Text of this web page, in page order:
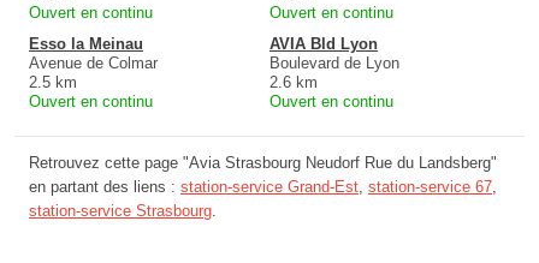
Ouvert en continu
Ouvert en continu
Esso la Meinau
Avenue de Colmar
2.5 km
Ouvert en continu
AVIA Bld Lyon
Boulevard de Lyon
2.6 km
Ouvert en continu
Retrouvez cette page "Avia Strasbourg Neudorf Rue du Landsberg"
en partant des liens : station-service Grand-Est, station-service 67,
station-service Strasbourg.